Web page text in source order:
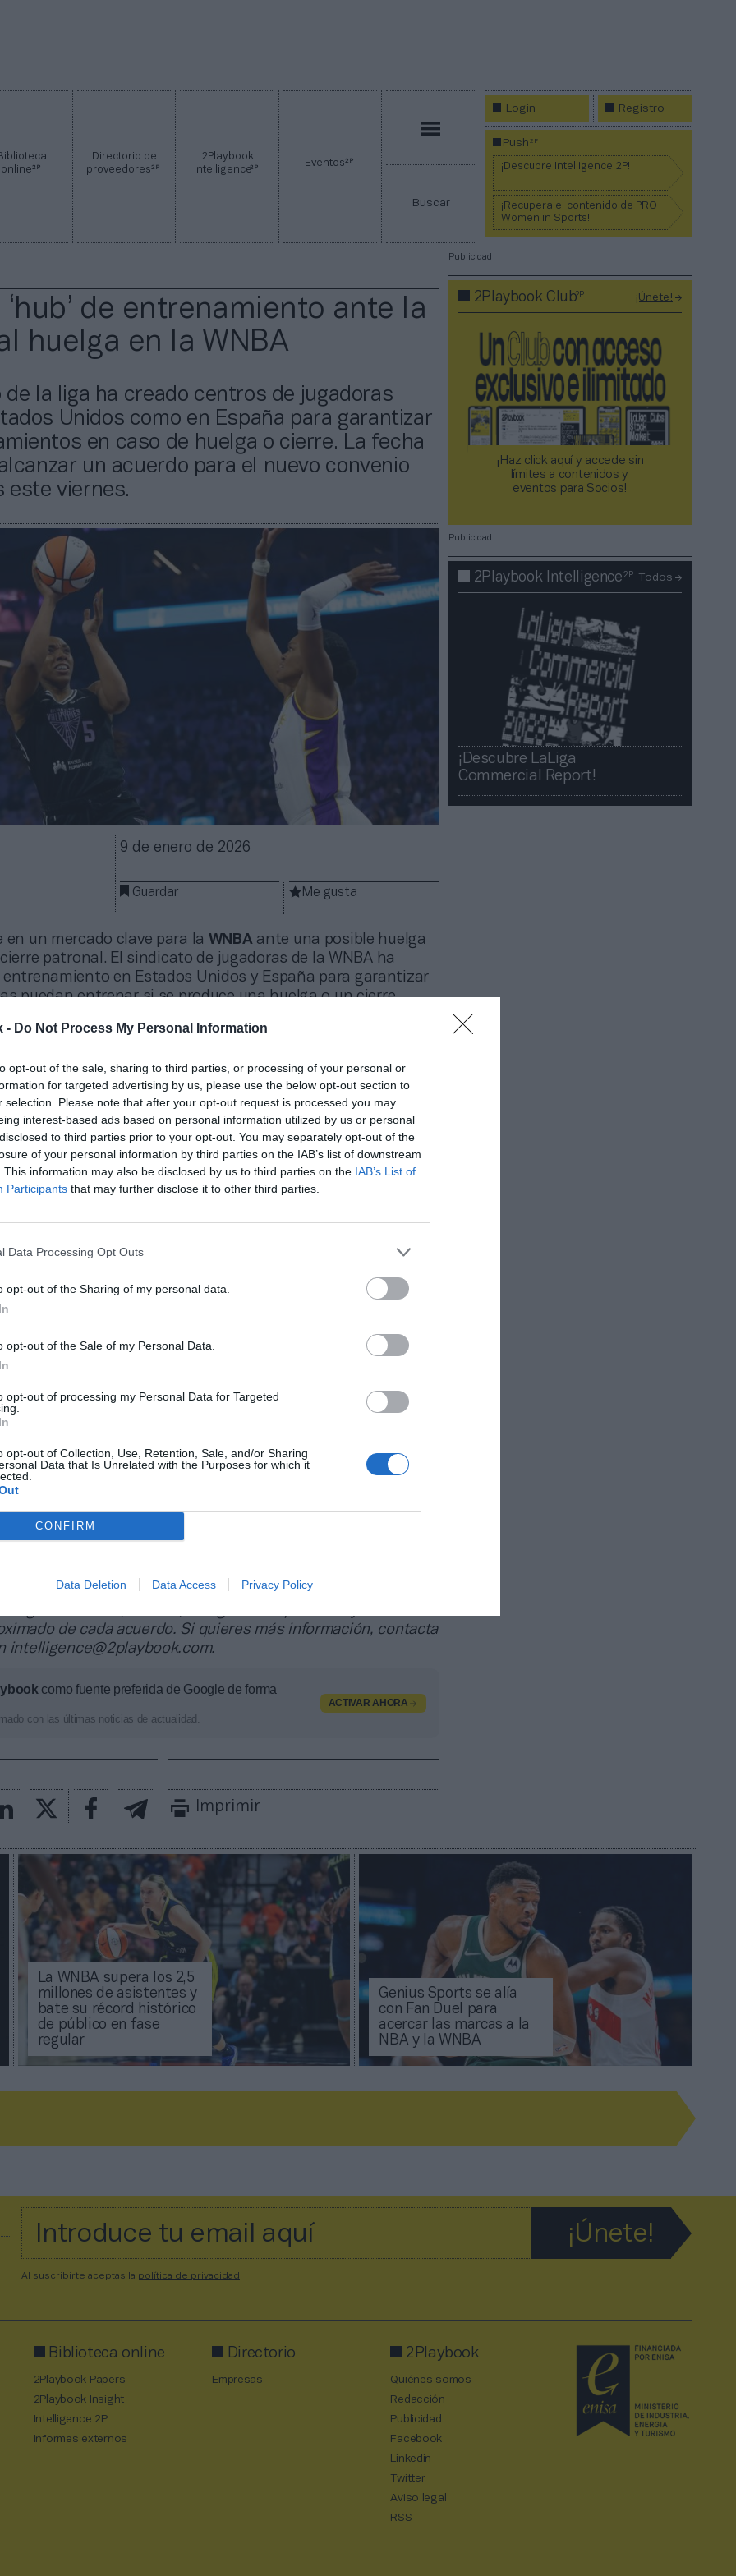
- Do Not Process My Personal Information
opt-out of the sale, sharing to third parties, or processing of your personal or
for targeted advertising by us, please use the below opt-out section to
selection. Please note that after your opt-out request is processed you may
interest-based ads based on personal information utilized by us or personal
to third parties prior to your opt-out. You may separately opt-out of the
of your personal information by third parties on the IAB’s list of downstream
This information may also be disclosed by us to third parties on the IAB’s List of
Participants that may further disclose it to other third parties.
Data Processing Opt Outs
opt-out of the Sharing of my personal data.
opt-out of the Sale of my Personal Data.
opt-out of processing my Personal Data for Targeted
opt-out of Collection, Use, Retention, Sale, and/or Sharing
Data that Is Unrelated with the Purposes for which it
CONFIRM
Data Deletion Data Access Privacy Policy
online2P
Directorio de
proveedores2P
2Playbook
Intelligence2P Eventos2P
Buscar
Login Registro
Push2P
¡Descubre Intelligence 2P!
¡Recupera el contenido de PRO
Women in Sports!
‘hub’ de entrenamiento ante la
huelga en la WNBA
de la liga ha creado centros de jugadoras
Unidos como en España para garantizar
en caso de huelga o cierre. La fecha
un acuerdo para el nuevo convenio
este viernes.
9 de enero de 2026
Guardar Me gusta
en un mercado clave para la WNBAante una posible huelga
patronal. El sindicato de jugadoras de la WNBA ha
en Estados Unidos y España para garantizar
puedan entrenar si se produce una huelga o un cierre
Journal. La fecha límite para alcanzar un acuerdo para el
después de posponer 70 días el plazo original, sin
propuesta sindical, presentada en diciembre, solicita
de los ingresosde la liga y los equipos y unlímite salarial
de dólares(8,7 millones de euros).
ambas partes entrarían en un periodo de
plantea un cierreen este momento. Loshubsagrupan
figuran universidades como Stanford, Cal-Berkeley y UNLV,
Club Network, que también ofrecería oportunidades de
un eventual paro.
The Embassy, el centro de alto rendimiento de baloncesto
Manuel Calderón y Berni Rodríguez
en Málaga y que ya ha
es la unidad de estrategia e inteligencia de mercado de
plataforma de datos monitoriza en tiempo real el negocio de
Liga F y Primera Federación; 200 clubes de ligas
de ACB y Primera FEB.
de datos monitoriza más de 34.000 contratos de patrocinio,
y competiciones internacionales, segmentados por
de cada acuerdo. Si quieres más información, contacta
intelligence@2playbook.com.
como fuente preferida de Google de forma
con las últimas noticias de actualidad.
ACTIVAR AHORA
Imprimir
Publicidad
2Playbook Club2P ¡Únete!
¡Haz click aquí y accede sin
límites a contenidos y
eventos para Socios!​​​​​​​
Publicidad
2Playbook Intelligence2P Todos
¡Descubre LaLiga
Commercial Report!​​
La WNBA supera los 2,5
millones de asistentes y
bate su récord histórico
de público en fase
regular
Genius Sports se alía
con Fan Duel para
acercar las marcas a la
NBA y la WNBA
Al suscribirte aceptas la política de privacidad
Biblioteca online
2Playbook Papers
2Playbook Insight
Intelligence 2P
Informes externos
Directorio
Empresas
2Playbook
Quiénes somos
Redacción
Publicidad
Facebook
Linkedin
Twitter
Aviso legal
RSS